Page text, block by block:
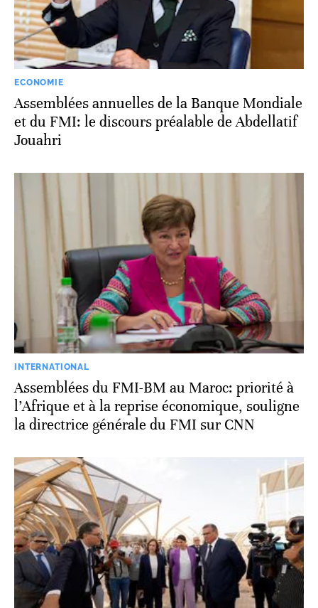
ECONOMIE
Assemblées annuelles de la Banque Mondiale
et du FMI: le discours préalable de Abdellatif
Jouahri
INTERNATIONAL
Assemblées du FMI-BM au Maroc: priorité à
l’Afrique et à la reprise économique, souligne
la directrice générale du FMI sur CNN